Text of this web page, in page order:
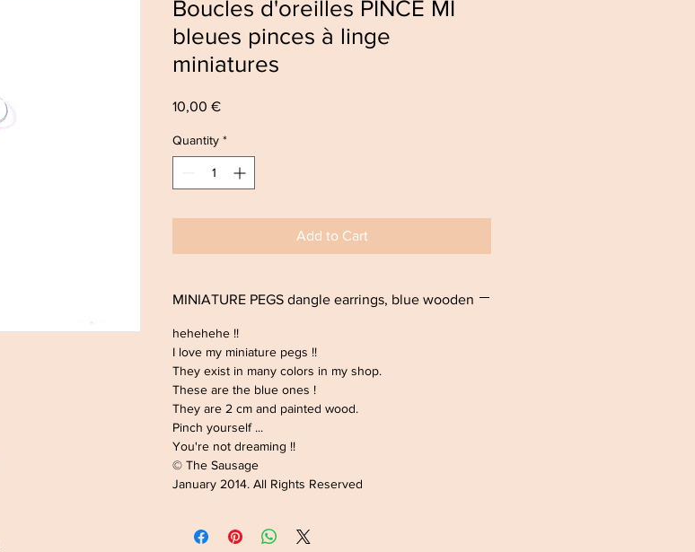
Boucles d'oreilles PINCE MI
bleues pinces à linge
miniatures
10,00 €Price
Quantity *
Add to Cart
MINIATURE PEGS dangle earrings, blue wooden
hehehehe !!
I love my miniature pegs !!
They exist in many colors in my shop.
These are the blue ones !
They are 2 cm and painted wood.
Pinch yourself ...
You're not dreaming !!
© The Sausage
January 2014. All Rights Reserved